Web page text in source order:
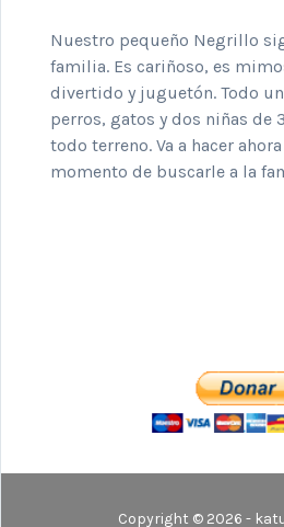
Nuestro pequeño Negrillo
familia. Es cariñoso, es
divertido y juguetón. Todo
perros, gatos y dos niñas de
todo terreno. Va a hacer
momento de buscarle a la
Copyright © 2026 -